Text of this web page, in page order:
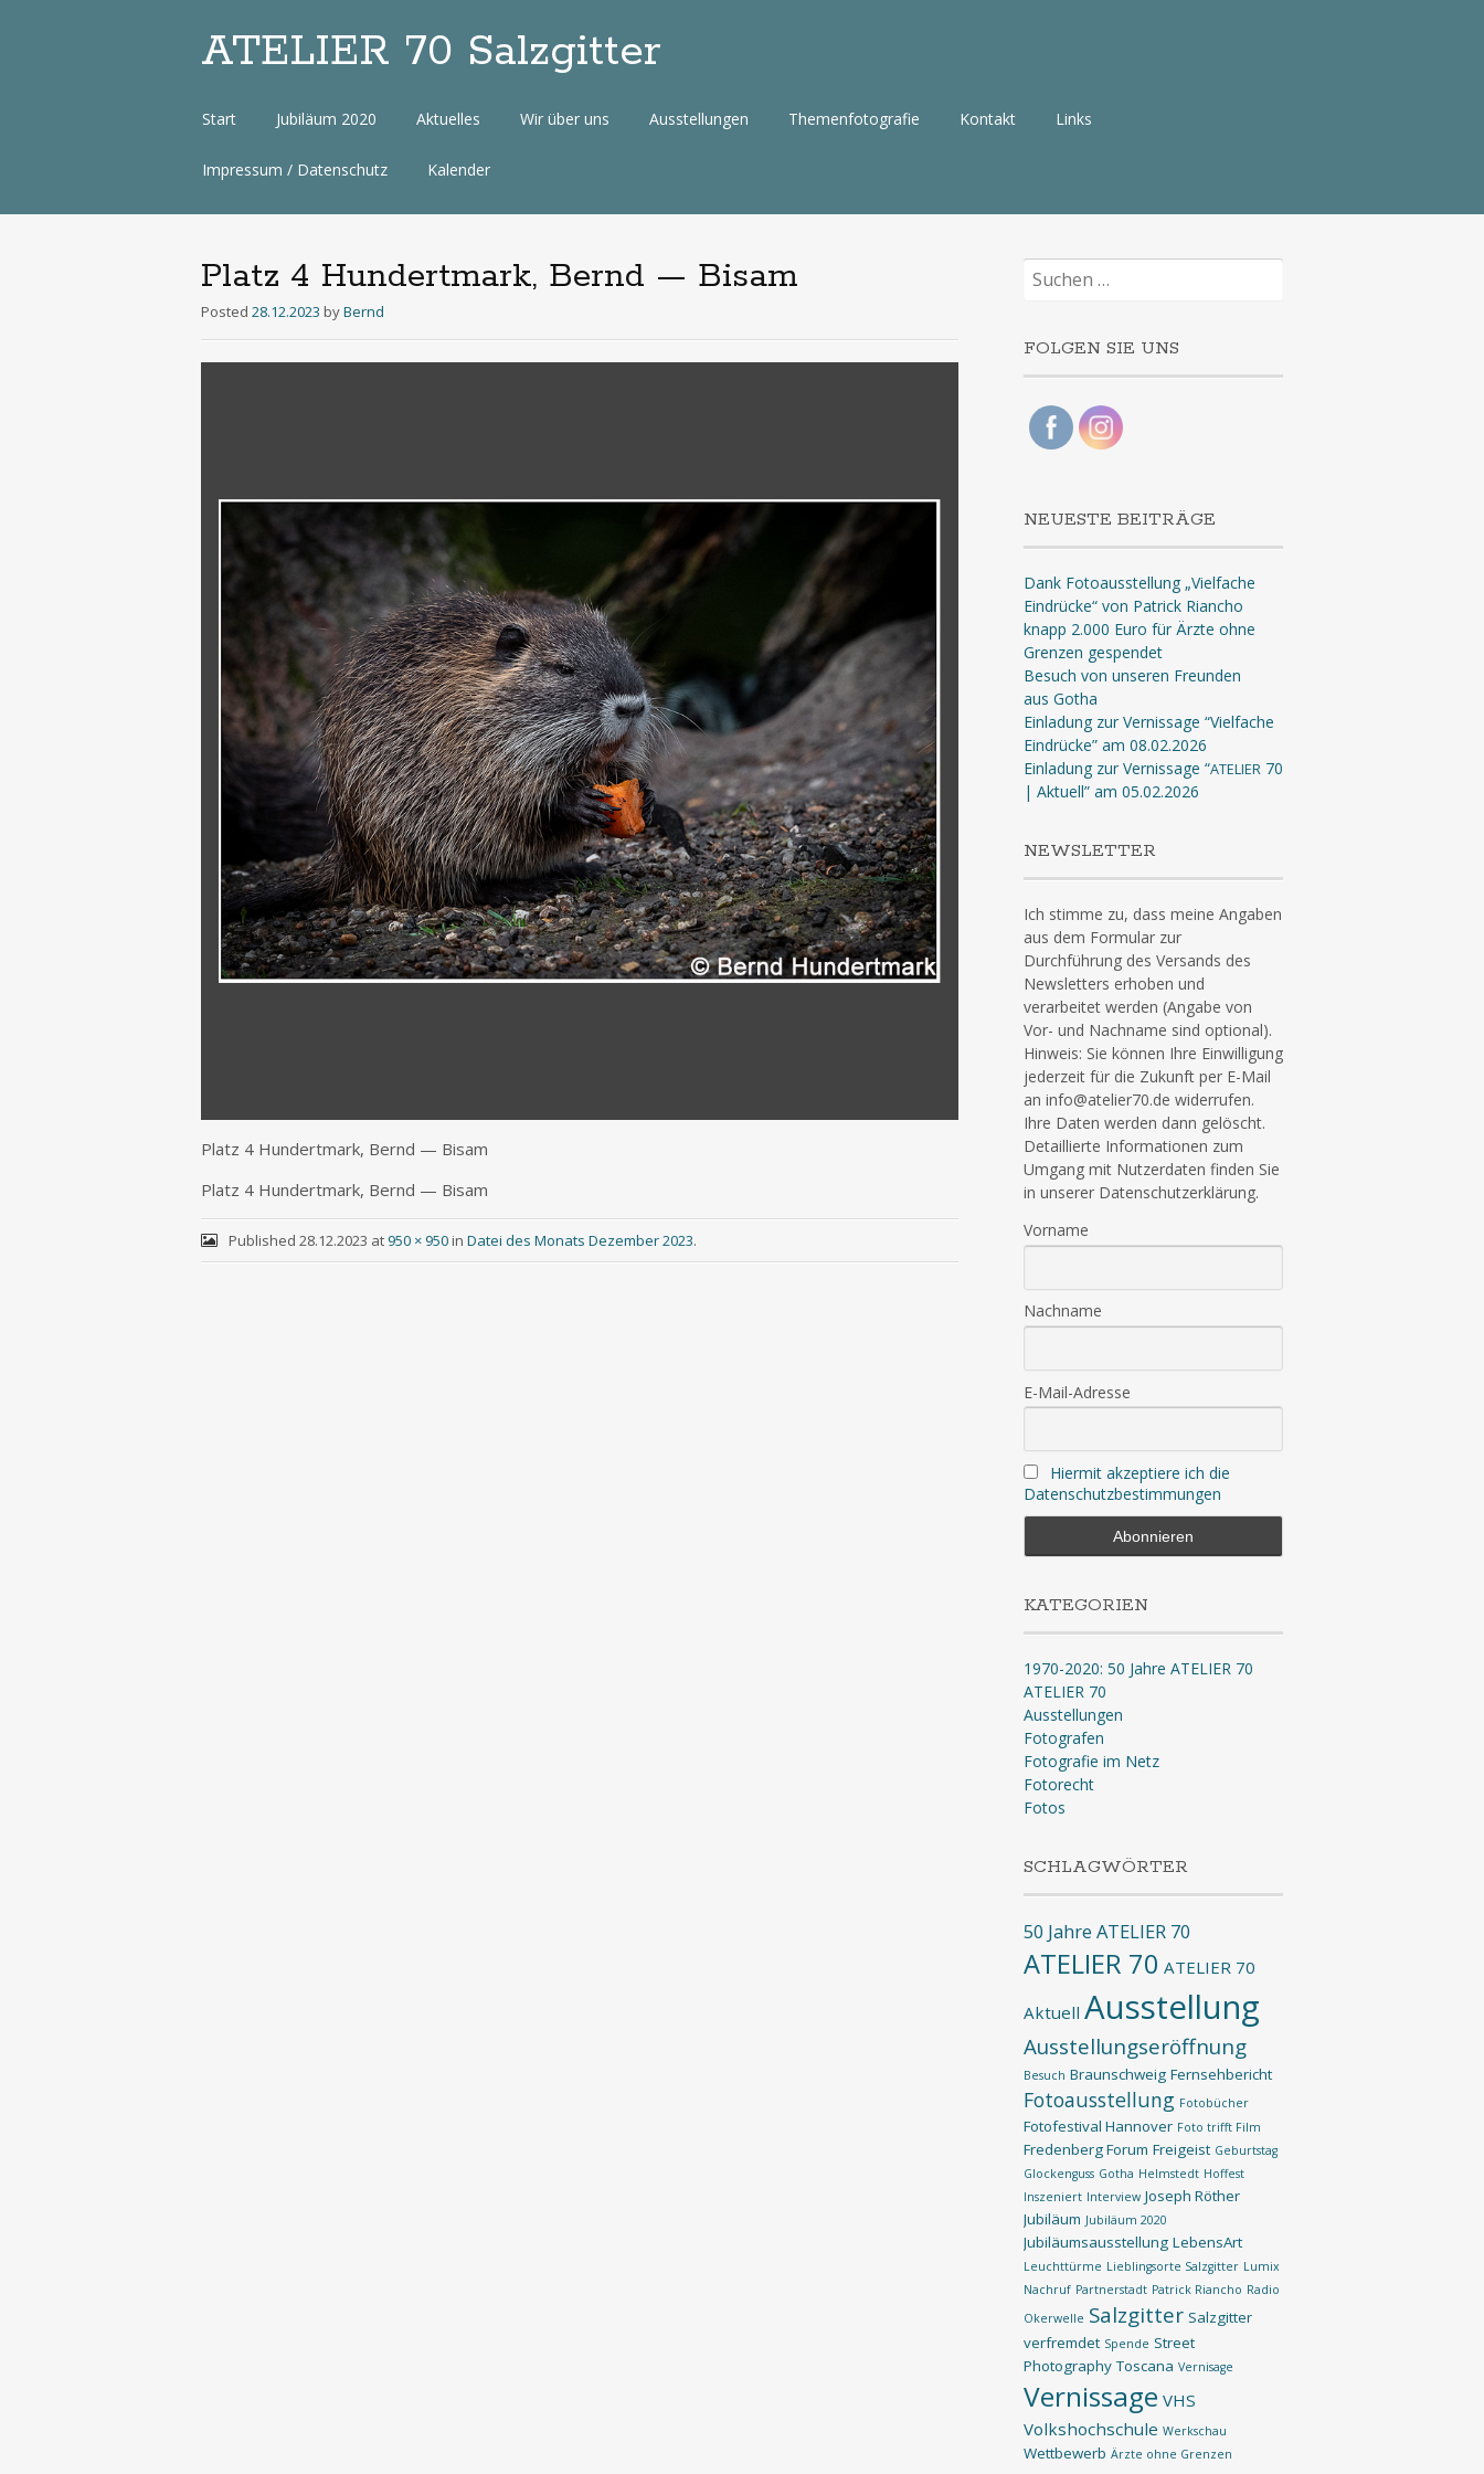
ATELIER 70 Salzgitter
Zum
Start Jubiläum 2020 Aktuelles Wir über uns Ausstellungen Themenfotografie Kontakt Links
Impressum / Datenschutz Kalender
Platz 4 Hundertmark, Bernd — Bisam
Posted 28.12.2023 byBernd
Platz 4 Hun­dert­mark, Bernd — Bisam
Platz 4 Hun­dert­mark, Bernd — Bisam
Published 28.12.2023 at950 × 950in Datei des Monats Dezember 2023.
Suchen
nach:
FOLGEN SIE UNS
NEUESTE BEITRÄGE
Dank Fotoausstellung „Vielfache
Eindrücke“ von Patrick Riancho
knapp 2.000 Euro für Ärzte ohne
Grenzen gespendet
Besuch von unseren Freunden
aus Gotha
Einladung zur Vernissage “Vielfache
Eindrücke” am 08.02.2026
Einladung zur Vernissage “ATELIER70
| Aktuell” am 05.02.2026
NEWSLETTER
Ich stimme zu, dass meine Angaben
aus dem Formular zur
Durchführung des Versands des
Newsletters erhoben und
verarbeitet werden (Angabe von
Vor- und Nachname sind optional).
Hinweis: Sie können Ihre Einwilligung
jederzeit für die Zukunft per E-Mail
an info@atelier70.de widerrufen.
Ihre Daten werden dann gelöscht.
Detaillierte Informationen zum
Umgang mit Nutzerdaten finden Sie
in unserer Datenschutzerklärung.
Vorname
Nachname
E-Mail-Adresse
Hiermit akzeptiere ich die
Datenschutzbestimmungen
KATEGORIEN
1970-2020: 50 Jahre ATELIER 70
ATELIER 70
Ausstellungen
Fotografen
Fotografie im Netz
Fotorecht
Fotos
SCHLAGWÖRTER
50 Jahre ATELIER 70
ATELIER 70 ATELIER 70
Aktuell Ausstellung
Ausstellungseröffnung
Besuch Braunschweig Fernsehbericht
Fotoausstellung Fotobücher
Fotofestival Hannover Foto trifft Film
Fredenberg Forum Freigeist Geburtstag
Glockenguss Gotha Helmstedt Hoffest
Inszeniert Interview Joseph Röther
Jubiläum Jubiläum 2020
Jubiläumsausstellung LebensArt
Leuchttürme Lieblingsorte Salzgitter Lumix
Nachruf Partnerstadt Patrick Riancho Radio
Okerwelle Salzgitter Salzgitter
verfremdet Spende Street
Photography Toscana Vernisage
Vernissage VHS
Volkshochschule Werkschau
Wettbewerb Ärzte ohne Grenzen